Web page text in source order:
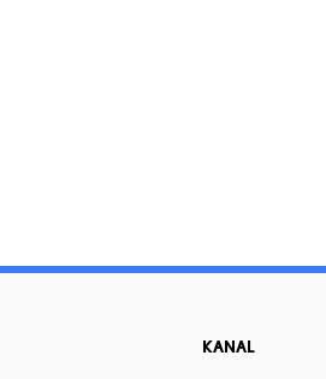
KANAL